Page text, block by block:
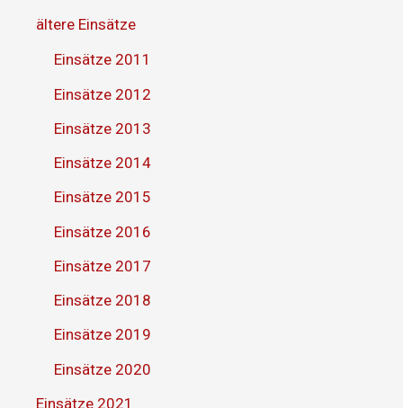
ältere Einsätze
Einsätze 2011
Einsätze 2012
Einsätze 2013
Einsätze 2014
Einsätze 2015
Einsätze 2016
Einsätze 2017
Einsätze 2018
Einsätze 2019
Einsätze 2020
Einsätze 2021